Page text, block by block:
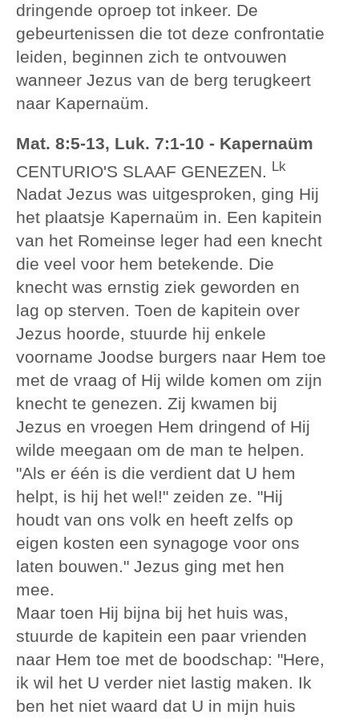
dringende oproep tot inkeer. De
gebeurtenissen die tot deze confrontatie
leiden, beginnen zich te ontvouwen
wanneer Jezus van de berg terugkeert
naar Kapernaüm.
Mat. 8:5-13, Luk. 7:1-10 - Kapernaüm
CENTURIO'S SLAAF GENEZEN.
Lk
Nadat Jezus was uitgesproken, ging Hij
het plaatsje Kapernaüm in. Een kapitein
van het Romeinse leger had een knecht
die veel voor hem betekende. Die
knecht was ernstig ziek geworden en
lag op sterven. Toen de kapitein over
Jezus hoorde, stuurde hij enkele
voorname Joodse burgers naar Hem toe
met de vraag of Hij wilde komen om zijn
knecht te genezen. Zij kwamen bij
Jezus en vroegen Hem dringend of Hij
wilde meegaan om de man te helpen.
"Als er één is die verdient dat U hem
helpt, is hij het wel!" zeiden ze. "Hij
houdt van ons volk en heeft zelfs op
eigen kosten een synagoge voor ons
laten bouwen." Jezus ging met hen
mee.
Maar toen Hij bijna bij het huis was,
stuurde de kapitein een paar vrienden
naar Hem toe met de boodschap: "Here,
ik wil het U verder niet lastig maken. Ik
ben het niet waard dat U in mijn huis